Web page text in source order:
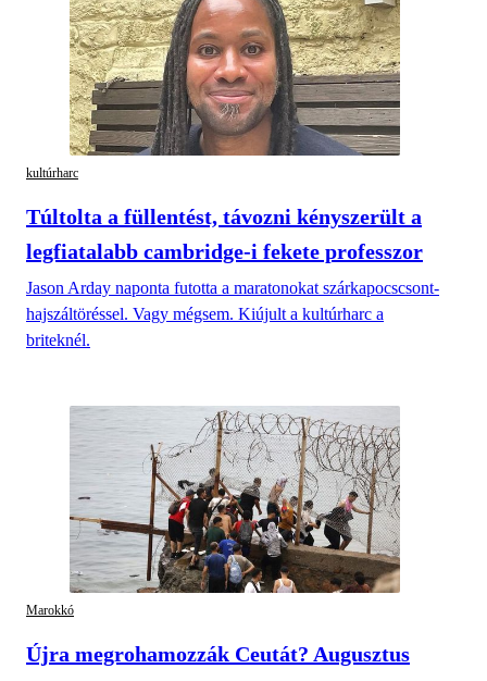
kultúrharc
Túltolta a füllentést, távozni kényszerült a
legfiatalabb cambridge-i fekete professzor
Jason Arday naponta futotta a maratonokat szárkapocscsont-
hajszáltöréssel. Vagy mégsem. Kiújult a kultúrharc a
briteknél.
Marokkó
Újra megrohamozzák Ceutát? Augusztus